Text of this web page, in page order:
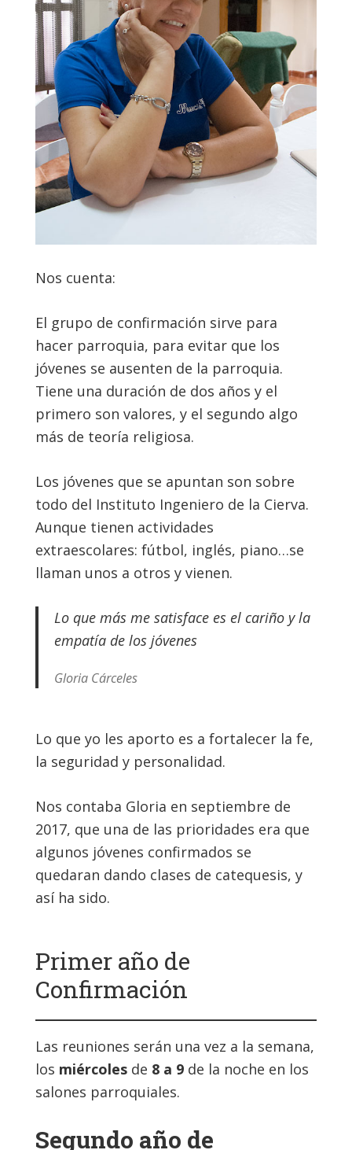
Nos cuenta:
El grupo de confirmación sirve para
hacer parroquia, para evitar que los
jóvenes se ausenten de la parroquia.
Tiene una duración de dos años y el
primero son valores, y el segundo algo
más de teoría religiosa.
Los jóvenes que se apuntan son sobre
todo del Instituto Ingeniero de la Cierva.
Aunque tienen actividades
extraescolares: fútbol, inglés, piano…se
llaman unos a otros y vienen.
Lo que más me satisface es el cariño y la
empatía de los jóvenes
Gloria Cárceles
Lo que yo les aporto es a fortalecer la fe,
la seguridad y personalidad.
Nos contaba Gloria en septiembre de
2017, que una de las prioridades era que
algunos jóvenes confirmados se
quedaran dando clases de catequesis, y
así ha sido.
Primer año de
Confirmación
Las reuniones serán una vez a la semana,
los miércoles de 8 a 9de la noche en los
salones parroquiales.
Segundo año de